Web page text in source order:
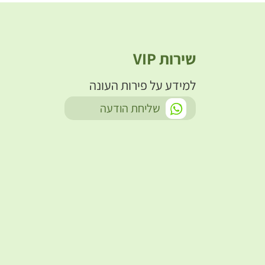
שירות VIP
למידע על פירות העונה
שליחת הודעה -